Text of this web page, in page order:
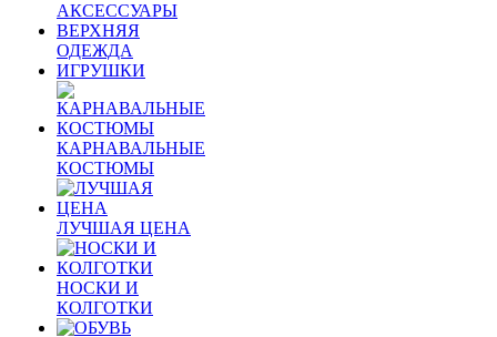
АКСЕССУАРЫ
ВЕРХНЯЯ
ОДЕЖДА
ИГРУШКИ
КАРНАВАЛЬНЫЕ
КОСТЮМЫ
ЛУЧШАЯ ЦЕНА
НОСКИ И
КОЛГОТКИ